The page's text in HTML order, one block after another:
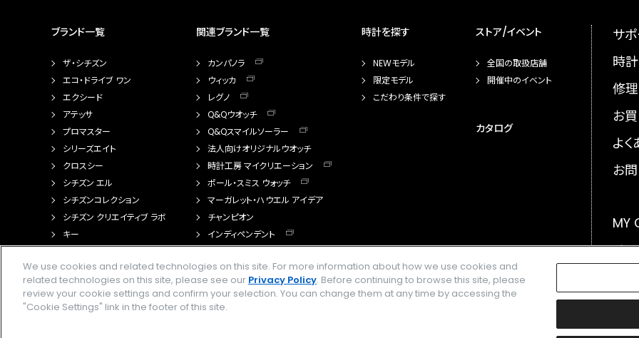
ブランド一覧
ザ・シチズン
エコ・ドライブ ワン
エクシード
アテッサ
プロマスター
シリーズエイト
クロスシー
シチズン エル
シチズンコレクション
シチズン クリエイティブ ラボ
キー
関連ブランド一覧
カンパノラ
ウィッカ
レグノ
Q&Qウオッチ
Q&Qスマイルソーラー
法人向けオリジナルウオッチ
時計工房 マイクリエーション
ポール・スミス ウォッチ
マーガレット・ハウエル アイデア
チャンピオン
インディペンデント
時計を探す
NEWモデル
限定モデル
こだわり条件で探す
ストア/イベント
全国の取扱店舗
開催中のイベント
カタログ
サ
時
修理
お
よ
お
MY
メ
We use cookies and related technologies on this site. For more information about how we use cookies and
related technologies on this site, please see our Privacy Policy. Before continuing to browse this site, please
review your cookie settings and confirm your selection. You can change them at any time by accessing the
"Cookie Settings" link in the footer of this site.